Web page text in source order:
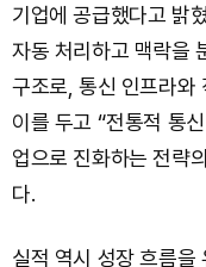
기업에 공급했다고 밝
자동 처리하고 맥락을
구조로, 통신 인프라와
이를 두고 “전통적 통
업으로 진화하는 전략
다.
실적 역시 성장 흐름